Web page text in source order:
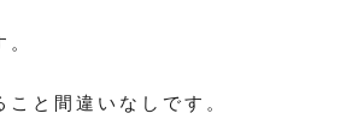
と間違いなしです。